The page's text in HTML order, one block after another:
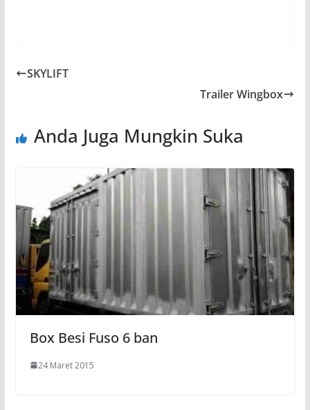
SKYLIFT
Trailer Wingbox
Anda Juga Mungkin Suka
Box Besi Fuso 6 ban
24 Maret 2015